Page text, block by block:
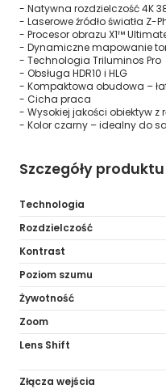
- Natywna rozdzielczość 4K
- Laserowe źródło światła Z-
- Procesor obrazu X1™
- Dynamiczne mapowanie
- Technologia Triluminos Pro
- Obsługa HDR10 i HLG
- Kompaktowa obudowa –
- Cicha praca
- Wysokiej jakości obiektyw z
- Kolor czarny – idealny do
Szczegóły produktu
Technologia
Rozdzielczość
Kontrast
Poziom szumu
Żywotność
Zoom
Lens Shift
Złącza wejścia